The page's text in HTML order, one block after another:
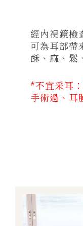
經內視鏡檢
可為耳部帶
酥、麻、鬆
*不宜采耳
手術過、耳